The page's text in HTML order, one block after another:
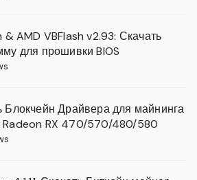
& AMD VBFlash v2.93: Скачать
для прошивки BIOS
Блокчейн Драйвера для майнинга
Radeon RX 470/570/480/580